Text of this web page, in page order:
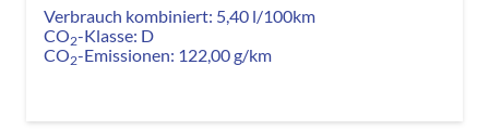
Verbrauch kombiniert: 5,40 l/100km
CO2-Klasse: D
CO2-Emissionen: 122,00 g/km